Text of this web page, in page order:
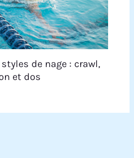
de nage : crawl,
et dos